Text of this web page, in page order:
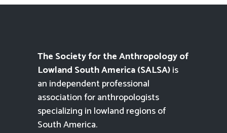
The Society for the Anthropology of
Lowland South America (SALSA)is
an independent professional
association for anthropologists
specializing in lowland regions of
South America.